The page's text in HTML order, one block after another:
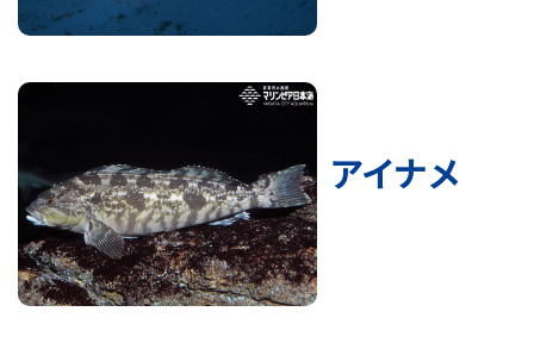
アイナメ